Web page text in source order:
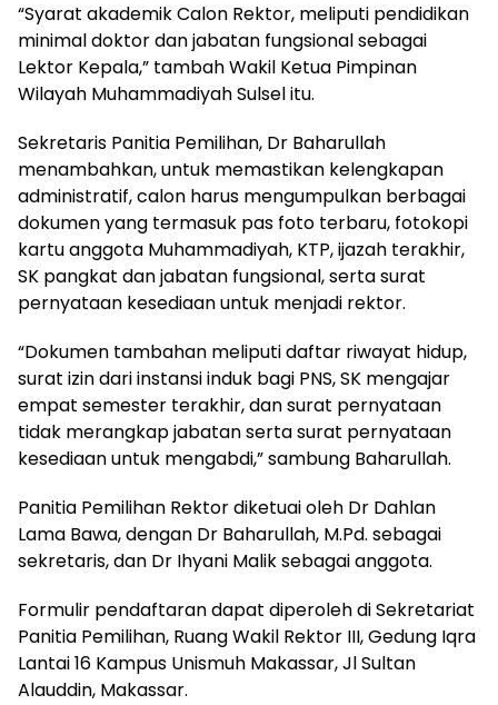
“Syarat akademik Calon Rektor, meliputi pendidikan
minimal doktor dan jabatan fungsional sebagai
Lektor Kepala,” tambah Wakil Ketua Pimpinan
Wilayah Muhammadiyah Sulsel itu.
Sekretaris Panitia Pemilihan, Dr Baharullah
menambahkan, untuk memastikan kelengkapan
administratif, calon harus mengumpulkan berbagai
dokumen yang termasuk pas foto terbaru, fotokopi
kartu anggota Muhammadiyah, KTP, ijazah terakhir,
SK pangkat dan jabatan fungsional, serta surat
pernyataan kesediaan untuk menjadi rektor.
“Dokumen tambahan meliputi daftar riwayat hidup,
surat izin dari instansi induk bagi PNS, SK mengajar
empat semester terakhir, dan surat pernyataan
tidak merangkap jabatan serta surat pernyataan
kesediaan untuk mengabdi,” sambung Baharullah.
Panitia Pemilihan Rektor diketuai oleh Dr Dahlan
Lama Bawa, dengan Dr Baharullah, M.Pd. sebagai
sekretaris, dan Dr Ihyani Malik sebagai anggota.
Formulir pendaftaran dapat diperoleh di Sekretariat
Panitia Pemilihan, Ruang Wakil Rektor III, Gedung Iqra
Lantai 16 Kampus Unismuh Makassar, Jl Sultan
Alauddin, Makassar.